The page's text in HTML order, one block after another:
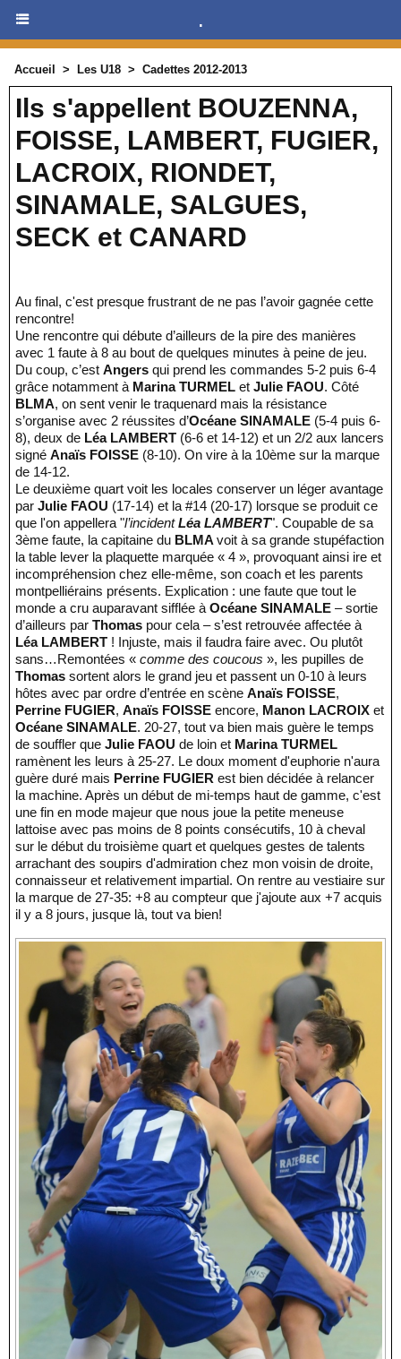
.
Accueil > Les U18 > Cadettes 2012-2013
Ils s'appellent BOUZENNA,
FOISSE, LAMBERT, FUGIER,
LACROIX, RIONDET,
SINAMALE, SALGUES,
SECK et CANARD
Au final, c'est presque frustrant de ne pas l’avoir gagnée cette
rencontre!
Une rencontre qui débute d’ailleurs de la pire des manières
avec 1 faute à 8 au bout de quelques minutes à peine de jeu.
Du coup, c’est Angers qui prend les commandes 5-2 puis 6-4
grâce notamment à Marina TURMEL et Julie FAOU. Côté
BLMA, on sent venir le traquenard mais la résistance
s’organise avec 2 réussites d’Océane SINAMALE (5-4 puis 6-
8), deux de Léa LAMBERT (6-6 et 14-12) et un 2/2 aux lancers
signé Anaïs FOISSE (8-10). On vire à la 10ème sur la marque
de 14-12.
Le deuxième quart voit les locales conserver un léger avantage
par Julie FAOU (17-14) et la #14 (20-17) lorsque se produit ce
que l'on appellera "l’incidentLéa LAMBERT". Coupable de sa
3ème faute, la capitaine du BLMA voit à sa grande stupéfaction
la table lever la plaquette marquée « 4 », provoquant ainsi ire et
incompréhension chez elle-même, son coach et les parents
montpelliérains présents. Explication : une faute que tout le
monde a cru auparavant sifflée à Océane SINAMALE – sortie
d’ailleurs par Thomas pour cela – s’est retrouvée affectée à
Léa LAMBERT ! Injuste, mais il faudra faire avec. Ou plutôt
sans…Remontées « comme des coucous », les pupilles de
Thomas sortent alors le grand jeu et passent un 0-10 à leurs
hôtes avec par ordre d’entrée en scène Anaïs FOISSE,
Perrine FUGIER, Anaïs FOISSE encore, Manon LACROIX et
Océane SINAMALE. 20-27, tout va bien mais guère le temps
de souffler que Julie FAOU de loin et Marina TURMEL
ramènent les leurs à 25-27. Le doux moment d'euphorie n'aura
guère duré mais Perrine FUGIER est bien décidée à relancer
la machine. Après un début de mi-temps haut de gamme, c'est
une fin en mode majeur que nous joue la petite meneuse
lattoise avec pas moins de 8 points consécutifs, 10 à cheval
sur le début du troisième quart et quelques gestes de talents
arrachant des soupirs d'admiration chez mon voisin de droite,
connaisseur et relativement impartial. On rentre au vestiaire sur
la marque de 27-35: +8 au compteur que j'ajoute aux +7 acquis
il y a 8 jours, jusque là, tout va bien!